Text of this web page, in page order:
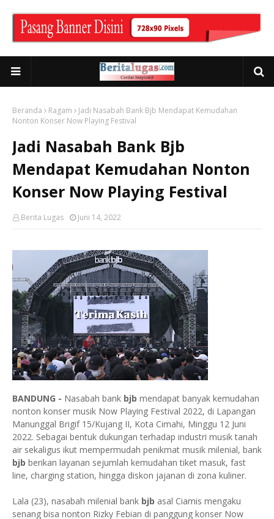
Beranda Ragam
Jadi Nasabah Bank Bjb Mendapat Kemudahan
Nonton Konser Now Playing Festival
Jadi Nasabah Bank Bjb
Mendapat Kemudahan Nonton
Konser Now Playing Festival
Berita Lugas Juni 14, 2022
BANDUNG - Nasabah bank bjb mendapat banyak kemudahan
nonton konser musik Now Playing Festival 2022, di Lapangan
Manunggal Brigif 15/Kujang II, Kota Cimahi, Minggu 12 Juni
2022. Sebagai bentuk dukungan terhadap industri musik tanah
air sekaligus ikut mempermudah penikmat musik milenial, bank
bjb berikan layanan sejumlah kemudahan tiket masuk, fast
line, charging station, hingga diskon jajanan di zona kuliner.
Lala (23), nasabah milenial bank bjb asal Ciamis mengaku
senang bisa nonton Rizky Febian di panggung konser Now